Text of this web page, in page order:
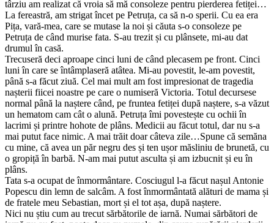
târziu am realizat că vroia să mă consoleze pentru pierderea fetiței…
La fereastră, am strigat încet pe Petruța, ca să n-o sperii. Cu ea era
Pița, vară-mea, care se mutase la noi și căuta s-o consoleze pe
Petruța de când murise fata. S-au trezit și cu plânsete, mi-au dat
drumul în casă.
Trecuseră deci aproape cinci luni de când plecasem pe front. Cinci
luni în care se întâmplaseră atâtea. Mi-au povestit, le-am povestit,
până s-a făcut ziuă. Cel mai mult am fost impresionat de tragedia
nașterii fiicei noastre pe care o numiseră Victoria. Totul decursese
normal până la naștere când, pe fruntea fetiței după naștere, s-a văzut
un hematom cam cât o alună. Petruța îmi povestește cu ochii în
lacrimi și printre hohote de plâns. Medicii au făcut totul, dar nu s-a
mai putut face nimic. A mai trăit doar câteva zile…Spune că semăna
cu mine, că avea un păr negru des și ten ușor măsliniu de brunetă, cu
o gropiță în barbă. N-am mai putut asculta și am izbucnit și eu în
plâns.
Tata s-a ocupat de înmormântare. Cosciugul l-a făcut nașul Antonie
Popescu din lemn de salcâm. A fost înmormântată alături de mama și
de fratele meu Sebastian, mort și el tot așa, după naștere.
Nici nu știu cum au trecut sărbătorile de iarnă. Numai sărbători de